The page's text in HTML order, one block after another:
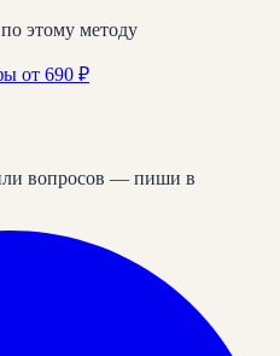
этому методу
от 690 ₽
вопросов — пиши в